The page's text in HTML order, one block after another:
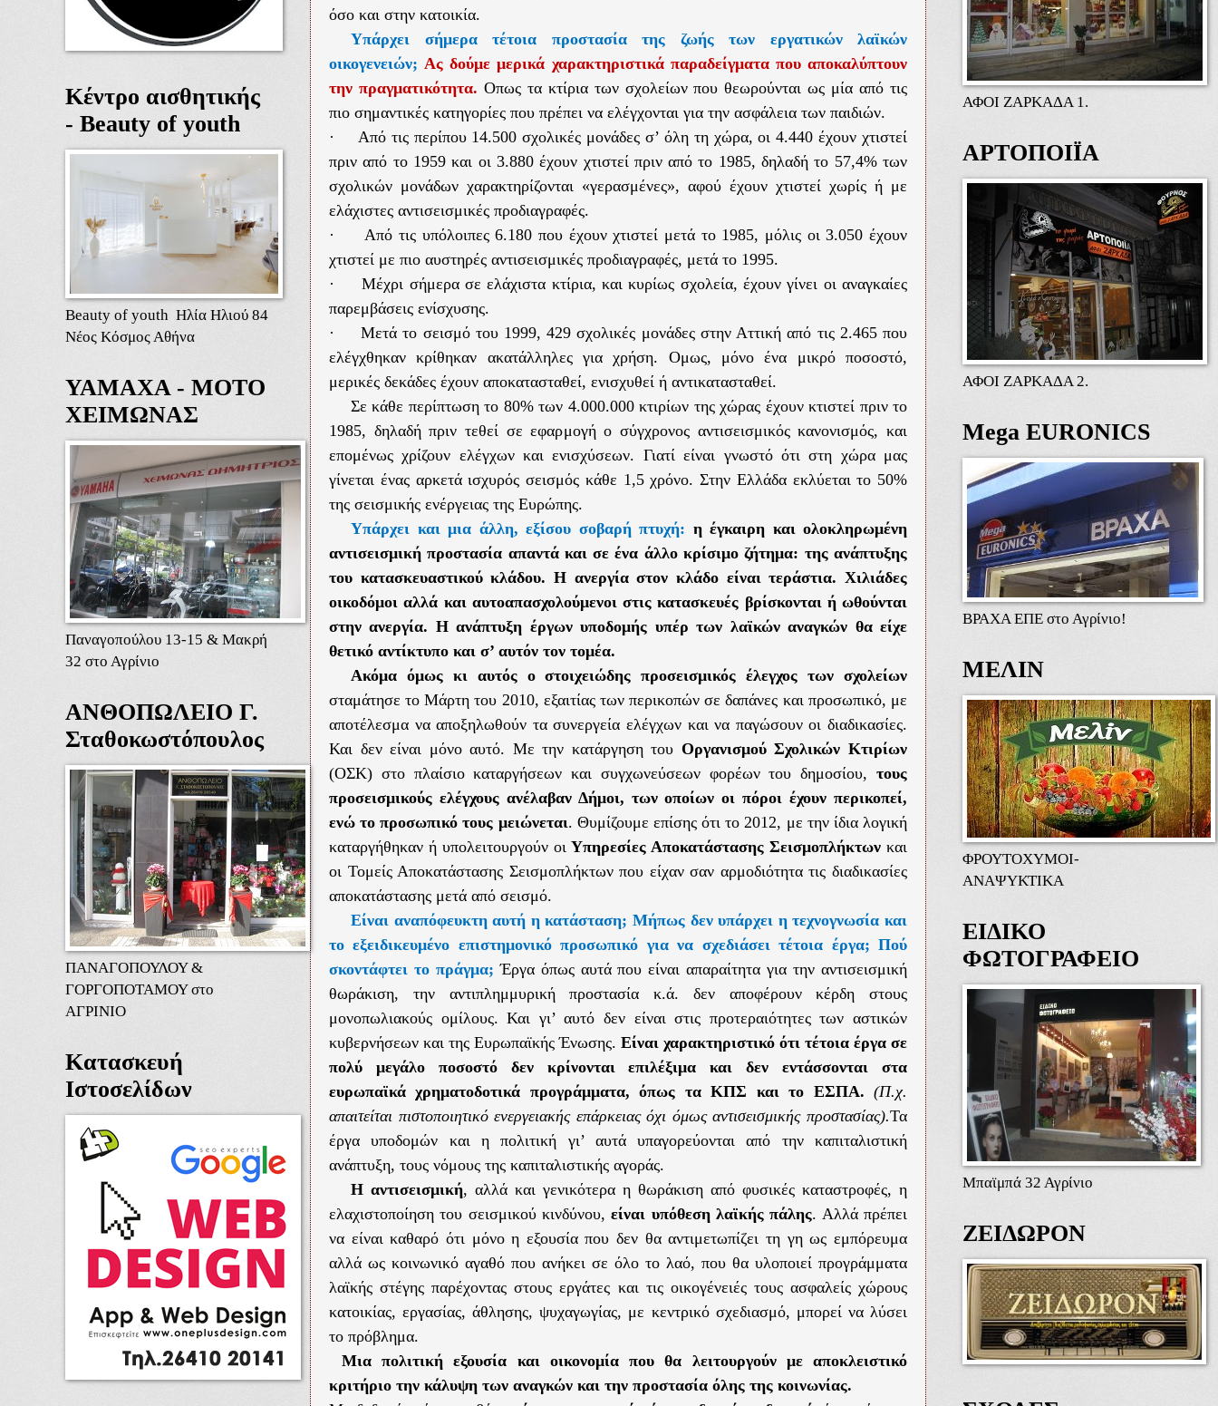
όσο και στην κατοικία.
Υπάρχει σήμερα τέτοια προστασία της ζωής των εργατικών λαϊκών
οικογενειών; Ας δούμε μερικά χαρακτηριστικά παραδείγματα που αποκαλύπτουν
την πραγματικότητα. Οπως τα κτίρια των σχολείων που θεωρούνται ως μία από τις
πιο σημαντικές κατηγορίες που πρέπει να ελέγχονται για την ασφάλεια των παιδιών.
·
Από τις περίπου 14.500 σχολικές μονάδες σ’ όλη τη χώρα, οι 4.440 έχουν χτιστεί
πριν από το 1959 και οι 3.880 έχουν χτιστεί πριν από το 1985, δηλαδή το 57,4% των
σχολικών μονάδων χαρακτηρίζονται «γερασμένες», αφού έχουν χτιστεί χωρίς ή με
ελάχιστες αντισεισμικές προδιαγραφές.
·
Από τις υπόλοιπες 6.180 που έχουν χτιστεί μετά το 1985, μόλις οι 3.050 έχουν
χτιστεί με πιο αυστηρές αντισεισμικές προδιαγραφές, μετά το 1995.
·
Μέχρι σήμερα σε ελάχιστα κτίρια, και κυρίως σχολεία, έχουν γίνει οι αναγκαίες
παρεμβάσεις ενίσχυσης.
·
Μετά το σεισμό του 1999, 429 σχολικές μονάδες στην Αττική από τις 2.465 που
ελέγχθηκαν κρίθηκαν ακατάλληλες για χρήση. Ομως, μόνο ένα μικρό ποσοστό,
μερικές δεκάδες έχουν αποκατασταθεί, ενισχυθεί ή αντικατασταθεί.
Σε κάθε περίπτωση το 80% των 4.000.000 κτιρίων της χώρας έχουν κτιστεί πριν το
1985, δηλαδή πριν τεθεί σε εφαρμογή ο σύγχρονος αντισεισμικός κανονισμός, και
επομένως χρίζουν ελέγχων και ενισχύσεων. Γιατί είναι γνωστό ότι στη χώρα μας
γίνεται ένας αρκετά ισχυρός σεισμός κάθε 1,5 χρόνο. Στην Ελλάδα εκλύεται το 50%
της σεισμικής ενέργειας της Ευρώπης.
Υπάρχει και μια άλλη, εξίσου σοβαρή πτυχή: η έγκαιρη και ολοκληρωμένη
αντισεισμική προστασία απαντά και σε ένα άλλο κρίσιμο ζήτημα: της ανάπτυξης
του κατασκευαστικού κλάδου. Η ανεργία στον κλάδο είναι τεράστια. Χιλιάδες
οικοδόμοι αλλά και αυτοαπασχολούμενοι στις κατασκευές βρίσκονται ή ωθούνται
στην ανεργία. Η ανάπτυξη έργων υποδομής υπέρ των λαϊκών αναγκών θα είχε
θετικό αντίκτυπο και σ’ αυτόν τον τομέα.
Ακόμα όμως κι αυτός ο στοιχειώδης προσεισμικός έλεγχος των σχολείων
σταμάτησε το Μάρτη του 2010, εξαιτίας των περικοπών σε δαπάνες και προσωπικό, με
αποτέλεσμα να αποξηλωθούν τα συνεργεία ελέγχων και να παγώσουν οι διαδικασίες.
Και δεν είναι μόνο αυτό. Με την κατάργηση του Οργανισμού Σχολικών Κτιρίων
(ΟΣΚ) στο πλαίσιο καταργήσεων και συγχωνεύσεων φορέων του δημοσίου, τους
προσεισμικούς ελέγχους ανέλαβαν Δήμοι, των οποίων οι πόροι έχουν περικοπεί,
ενώ το προσωπικό τους μειώνεται. Θυμίζουμε επίσης ότι το 2012, με την ίδια λογική
καταργήθηκαν ή υπολειτουργούν οιΥπηρεσίες Αποκατάστασης Σεισμοπλήκτων και
οι Τομείς Αποκατάστασης Σεισμοπλήκτων που είχαν σαν αρμοδιότητα τις διαδικασίες
αποκατάστασης μετά από σεισμό.
Είναι αναπόφευκτη αυτή η κατάσταση; Μήπως δεν υπάρχει η τεχνογνωσία και
το εξειδικευμένο επιστημονικό προσωπικό για να σχεδιάσει τέτοια έργα; Πού
σκοντάφτει το πράγμα; Έργα όπως αυτά που είναι απαραίτητα για την αντισεισμική
θωράκιση, την αντιπλημμυρική προστασία κ.ά. δεν αποφέρουν κέρδη στους
μονοπωλιακούς ομίλους. Και γι’ αυτό δεν είναι στις προτεραιότητες των αστικών
κυβερνήσεων και της Ευρωπαϊκής Ένωσης. Είναι χαρακτηριστικό ότι τέτοια έργα σε
πολύ μεγάλο ποσοστό δεν κρίνονται επιλέξιμα και δεν εντάσσονται στα
ευρωπαϊκά χρηματοδοτικά προγράμματα, όπως τα ΚΠΣ και το ΕΣΠΑ. (Π.χ.
απαιτείται πιστοποιητικό ενεργειακής επάρκειας όχι όμως αντισεισμικής προστασίας).Τα
έργα υποδομών και η πολιτική γι’ αυτά υπαγορεύονται από την καπιταλιστική
ανάπτυξη, τους νόμους της καπιταλιστικής αγοράς.
Η αντισεισμική, αλλά και γενικότερα η θωράκιση από φυσικές καταστροφές, η
ελαχιστοποίηση του σεισμικού κινδύνου,είναι υπόθεση λαϊκής πάλης. Αλλά πρέπει
να είναι καθαρό ότι μόνο η εξουσία που δεν θα αντιμετωπίζει τη γη ως εμπόρευμα
αλλά ως κοινωνικό αγαθό που ανήκει σε όλο το λαό, που θα υλοποιεί προγράμματα
λαϊκής στέγης παρέχοντας στους εργάτες και τις οικογένειές τους ασφαλείς χώρους
κατοικίας, εργασίας, άθλησης, ψυχαγωγίας, με κεντρικό σχεδιασμό, μπορεί να λύσει
το πρόβλημα.
Μια πολιτική εξουσία και οικονομία που θα λειτουργούν με αποκλειστικό
κριτήριο την κάλυψη των αναγκών και την προστασία όλης της κοινωνίας.
Κέντρο αισθητικής
- Beauty of youth
Beauty of youth Ηλία Ηλιού 84
Νέος Κόσμος Αθήνα
ΥΑΜΑΧΑ - ΜΟΤΟ
ΧΕΙΜΩΝΑΣ
Παναγοπούλου 13-15 & Μακρή
32 στο Αγρίνιο
ΑΝΘΟΠΩΛΕΙΟ Γ.
Σταθοκωστόπουλος
ΠΑΝΑΓΟΠΟΥΛΟΥ &
ΓΟΡΓΟΠΟΤΑΜΟΥ στο
ΑΓΡΙΝΙΟ
Κατασκευή
Ιστοσελίδων
ΑΦΟΙ ΖΑΡΚΑΔΑ 1.
ΑΡΤΟΠΟΙΪΑ
ΑΦΟΙ ΖΑΡΚΑΔΑ 2.
Mega EURONICS
ΒΡΑΧΑ ΕΠΕ στο Αγρίνιο!
ΜΕΛΙΝ
ΦΡΟΥΤΟΧΥΜΟΙ-
ΑΝΑΨΥΚΤΙΚΑ
ΕΙΔΙΚΟ
ΦΩΤΟΓΡΑΦΕΙΟ
Μπαϊμπά 32 Αγρίνιο
ΖΕΙΔΩΡΟΝ